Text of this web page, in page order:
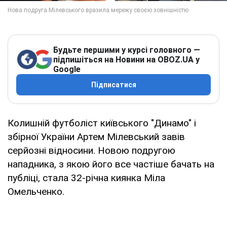
Будьте першими у курсі головного —
підпишіться на Новини на OBOZ.UA у
Google
Підписатися
Колишній футболіст київського "Динамо" і
збірної України Артем Мілевський завів
серйозні відносини. Новою подругою
нападника, з якою його все частіше бачать на
публіці, стала 32-річна киянка Міла
Омельченко.